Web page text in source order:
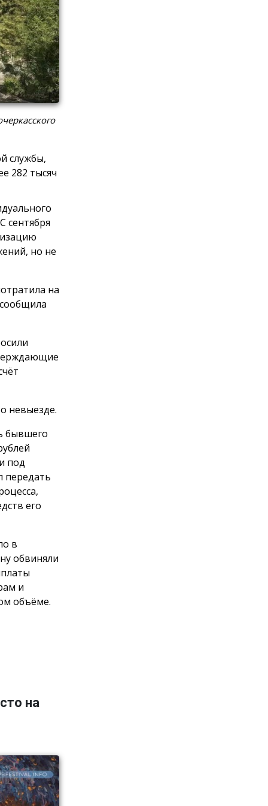
службы,
282 тысяч
сентября
но не
на
невыезде.
бывшего
под
передать
его
в
обвиняли
и
объёме.
на